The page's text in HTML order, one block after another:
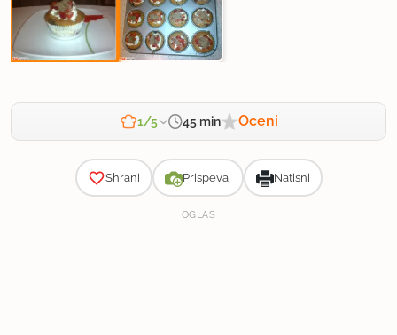
1/5 45 min Oceni
Shrani Prispevaj Natisni
OGLAS